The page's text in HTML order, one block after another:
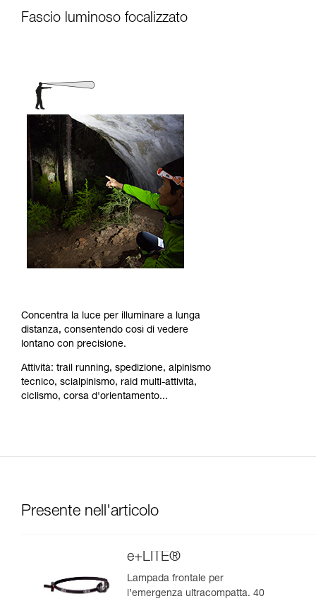
Fascio luminoso focalizzato
Concentra la luce per illuminare a lunga
distanza, consentendo così di vedere
lontano con precisione.
Attività: trail running, spedizione, alpinismo
tecnico, scialpinismo, raid multi-attività,
ciclismo, corsa d'orientamento...
Presente nell'articolo
e+LITE®
Lampada frontale per
l’emergenza ultracompatta. 40